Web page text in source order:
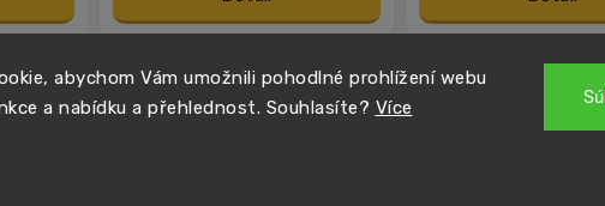
abychom Vám umožnili pohodlné prohlížení webu
a nabídku a přehlednost. Souhlasíte? Více